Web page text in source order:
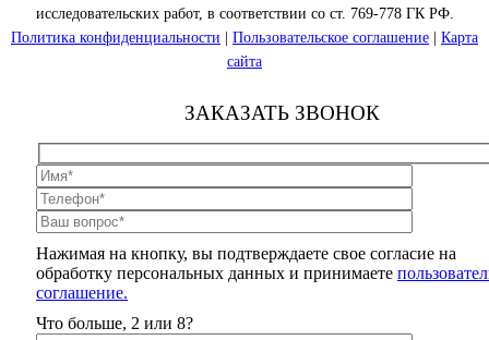
исследовательских работ, в соответствии со ст. 769-778 ГК РФ.
Политика конфиденциальности
Пользовательское соглашение
Карта
сайта
ЗАКАЗАТЬ ЗВОНОК
Нажимая на кнопку, вы подтверждаете свое согласие на
обработку персональных данных и принимаете
соглашение.
Что больше, 2 или 8?